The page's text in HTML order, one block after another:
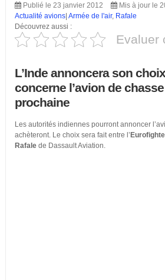
Publié le 23 janvier 2012
Mis à jour le
Actualité avions| Armée de l'air, Rafale
Découvrez aussi :
Evaluer
L’Inde annoncera son
concerne l’avion de
prochaine
Les autorités indiennes pourront annoncer
achèteront. Le choix sera fait entre l’
Rafalede Dassault Aviation.